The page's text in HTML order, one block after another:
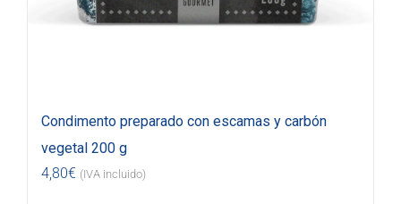
Condimento preparado con escamas y carbón
vegetal 200 g
4,80€ (IVA incluido)